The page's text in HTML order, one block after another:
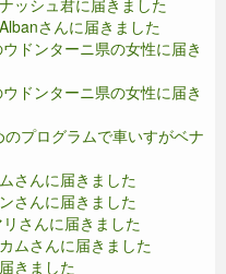
ッシュ君に届きました
さんに届きました
ドンターニ県の女性に届き
ドンターニ県の女性に届き
プログラムで車いすがベナ
さんに届きました
さんに届きました
さんに届きました
ムさんに届きました
きました